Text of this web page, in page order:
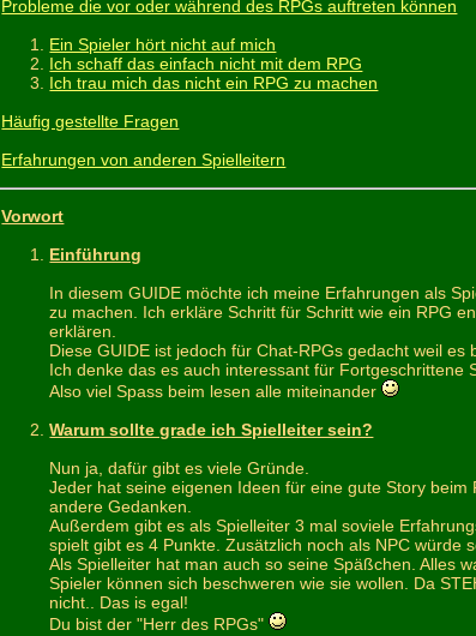
Probleme die vor oder während des RPGs auftreten können
Ein Spieler hört nicht auf mich
Ich schaff das einfach nicht mit dem RPG
Ich trau mich das nicht ein RPG zu machen
Häufig gestellte Fragen
Erfahrungen von anderen Spielleitern
Vorwort
Einführung
In diesem GUIDE möchte ich meine Erfahrungen als
zu machen. Ich erkläre Schritt für Schritt wie ein RPG
erklären.
Diese GUIDE ist jedoch für Chat-RPGs gedacht weil es
Ich denke das es auch interessant für Fortgeschrittene
Also viel Spass beim lesen alle miteinander
Warum sollte grade ich Spielleiter sein?
Nun ja, dafür gibt es viele Gründe.
Jeder hat seine eigenen Ideen für eine gute Story
andere Gedanken.
Außerdem gibt es als Spielleiter 3 mal soviele
spielt gibt es 4 Punkte. Zusätzlich noch als NPC würde
Als Spielleiter hat man auch so seine Späßchen. Alles
Spieler können sich beschweren wie sie wollen. Da
nicht.. Das is egal!
Du bist der "Herr des RPGs"